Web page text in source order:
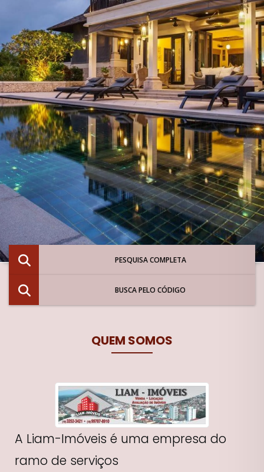
PESQUISA COMPLETA
BUSCA PELO CÓDIGO
QUEM SOMOS
A Liam-Imóveis é uma empresa do
ramo de serviços